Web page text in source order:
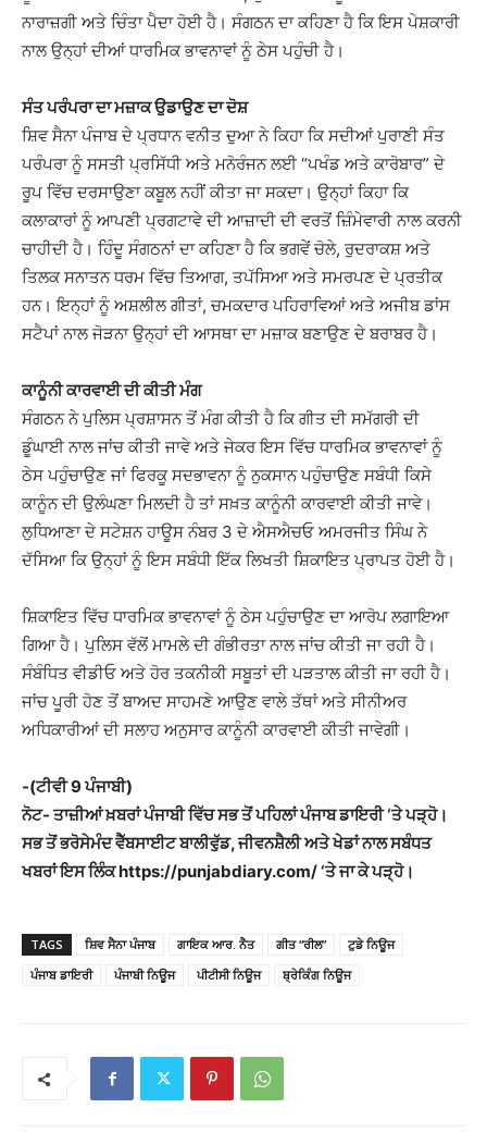
ਨਾਰਾਜ਼ਗੀ ਅਤੇ ਚਿੰਤਾ ਪੈਦਾ ਹੋਈ ਹੈ। ਸੰਗਠਨ ਦਾ ਕਹਿਣਾ ਹੈ ਕਿ ਇਸ ਪੇਸ਼ਕਾਰੀ
ਨਾਲ ਉਨ੍ਹਾਂ ਦੀਆਂ ਧਾਰਮਿਕ ਭਾਵਨਾਵਾਂ ਨੂੰ ਠੇਸ ਪਹੁੰਚੀ ਹੈ।
ਸੰਤ ਪਰੰਪਰਾ ਦਾ ਮਜ਼ਾਕ ਉਡਾਉਣ ਦਾ ਦੋਸ਼
ਸ਼ਿਵ ਸੈਨਾ ਪੰਜਾਬ ਦੇ ਪ੍ਰਧਾਨ ਵਨੀਤ ਦੁਆ ਨੇ ਕਿਹਾ ਕਿ ਸਦੀਆਂ ਪੁਰਾਣੀ ਸੰਤ
ਪਰੰਪਰਾ ਨੂੰ ਸਸਤੀ ਪ੍ਰਸਿੱਧੀ ਅਤੇ ਮਨੋਰੰਜਨ ਲਈ “ਪਖੰਡ ਅਤੇ ਕਾਰੋਬਾਰ” ਦੇ
ਰੂਪ ਵਿੱਚ ਦਰਸਾਉਣਾ ਕਬੂਲ ਨਹੀਂ ਕੀਤਾ ਜਾ ਸਕਦਾ। ਉਨ੍ਹਾਂ ਕਿਹਾ ਕਿ
ਕਲਾਕਾਰਾਂ ਨੂੰ ਆਪਣੀ ਪ੍ਰਗਟਾਵੇ ਦੀ ਆਜ਼ਾਦੀ ਦੀ ਵਰਤੋਂ ਜ਼ਿੰਮੇਵਾਰੀ ਨਾਲ ਕਰਨੀ
ਚਾਹੀਦੀ ਹੈ। ਹਿੰਦੂ ਸੰਗਠਨਾਂ ਦਾ ਕਹਿਣਾ ਹੈ ਕਿ ਭਗਵੇਂ ਚੋਲੇ, ਰੁਦਰਾਕਸ਼ ਅਤੇ
ਤਿਲਕ ਸਨਾਤਨ ਧਰਮ ਵਿੱਚ ਤਿਆਗ, ਤਪੱਸਿਆ ਅਤੇ ਸਮਰਪਣ ਦੇ ਪ੍ਰਤੀਕ
ਹਨ। ਇਨ੍ਹਾਂ ਨੂੰ ਅਸ਼ਲੀਲ ਗੀਤਾਂ, ਚਮਕਦਾਰ ਪਹਿਰਾਵਿਆਂ ਅਤੇ ਅਜੀਬ ਡਾਂਸ
ਸਟੈਪਾਂ ਨਾਲ ਜੋੜਨਾ ਉਨ੍ਹਾਂ ਦੀ ਆਸਥਾ ਦਾ ਮਜ਼ਾਕ ਬਣਾਉਣ ਦੇ ਬਰਾਬਰ ਹੈ।
ਕਾਨੂੰਨੀ ਕਾਰਵਾਈ ਦੀ ਕੀਤੀ ਮੰਗ
ਸੰਗਠਨ ਨੇ ਪੁਲਿਸ ਪ੍ਰਸ਼ਾਸਨ ਤੋਂ ਮੰਗ ਕੀਤੀ ਹੈ ਕਿ ਗੀਤ ਦੀ ਸਮੱਗਰੀ ਦੀ
ਡੂੰਘਾਈ ਨਾਲ ਜਾਂਚ ਕੀਤੀ ਜਾਵੇ ਅਤੇ ਜੇਕਰ ਇਸ ਵਿੱਚ ਧਾਰਮਿਕ ਭਾਵਨਾਵਾਂ ਨੂੰ
ਠੇਸ ਪਹੁੰਚਾਉਣ ਜਾਂ ਫਿਰਕੂ ਸਦਭਾਵਨਾ ਨੂੰ ਨੁਕਸਾਨ ਪਹੁੰਚਾਉਣ ਸਬੰਧੀ ਕਿਸੇ
ਕਾਨੂੰਨ ਦੀ ਉਲੰਘਣਾ ਮਿਲਦੀ ਹੈ ਤਾਂ ਸਖ਼ਤ ਕਾਨੂੰਨੀ ਕਾਰਵਾਈ ਕੀਤੀ ਜਾਵੇ।
ਲੁਧਿਆਣਾ ਦੇ ਸਟੇਸ਼ਨ ਹਾਊਸ ਨੰਬਰ 3 ਦੇ ਐਸਐਚਓ ਅਮਰਜੀਤ ਸਿੰਘ ਨੇ
ਦੱਸਿਆ ਕਿ ਉਨ੍ਹਾਂ ਨੂੰ ਇਸ ਸਬੰਧੀ ਇੱਕ ਲਿਖਤੀ ਸ਼ਿਕਾਇਤ ਪ੍ਰਾਪਤ ਹੋਈ ਹੈ।
ਸ਼ਿਕਾਇਤ ਵਿੱਚ ਧਾਰਮਿਕ ਭਾਵਨਾਵਾਂ ਨੂੰ ਠੇਸ ਪਹੁੰਚਾਉਣ ਦਾ ਆਰੋਪ ਲਗਾਇਆ
ਗਿਆ ਹੈ। ਪੁਲਿਸ ਵੱਲੋਂ ਮਾਮਲੇ ਦੀ ਗੰਭੀਰਤਾ ਨਾਲ ਜਾਂਚ ਕੀਤੀ ਜਾ ਰਹੀ ਹੈ।
ਸੰਬੰਧਿਤ ਵੀਡੀਓ ਅਤੇ ਹੋਰ ਤਕਨੀਕੀ ਸਬੂਤਾਂ ਦੀ ਪੜਤਾਲ ਕੀਤੀ ਜਾ ਰਹੀ ਹੈ।
ਜਾਂਚ ਪੂਰੀ ਹੋਣ ਤੋਂ ਬਾਅਦ ਸਾਹਮਣੇ ਆਉਣ ਵਾਲੇ ਤੱਥਾਂ ਅਤੇ ਸੀਨੀਅਰ
ਅਧਿਕਾਰੀਆਂ ਦੀ ਸਲਾਹ ਅਨੁਸਾਰ ਕਾਨੂੰਨੀ ਕਾਰਵਾਈ ਕੀਤੀ ਜਾਵੇਗੀ।
-(ਟੀਵੀ 9 ਪੰਜਾਬੀ)
ਨੋਟ- ਤਾਜ਼ੀਆਂ ਖ਼ਬਰਾਂ ਪੰਜਾਬੀ ਵਿੱਚ ਸਭ ਤੋਂ ਪਹਿਲਾਂ ਪੰਜਾਬ ਡਾਇਰੀ ‘ਤੇ ਪੜ੍ਹੋ।
ਸਭ ਤੋਂ ਭਰੋਸੇਮੰਦ ਵੈੱਬਸਾਈਟ ਬਾਲੀਵੁੱਡ, ਜੀਵਨਸ਼ੈਲੀ ਅਤੇ ਖੇਡਾਂ ਨਾਲ ਸਬੰਧਤ
ਖਬਰਾਂ ਇਸ ਲਿੰਕ https://punjabdiary.com/ ‘ਤੇ ਜਾ ਕੇ ਪੜ੍ਹੋ।
TAGS ਸ਼ਿਵ ਸੈਨਾ ਪੰਜਾਬ ਗਾਇਕ ਆਰ. ਨੈਤ ਗੀਤ “ਰੀਲ”
ਟੁਡੇ ਨਿਊਜ
ਪੰਜਾਬ ਡਾਇਰੀ
ਪੰਜਾਬੀ ਨਿਊਜ ਪੀਟੀਸੀ ਨਿਊਜ ਬ੍ਰੇਕਿੰਗ ਨਿਊਜ